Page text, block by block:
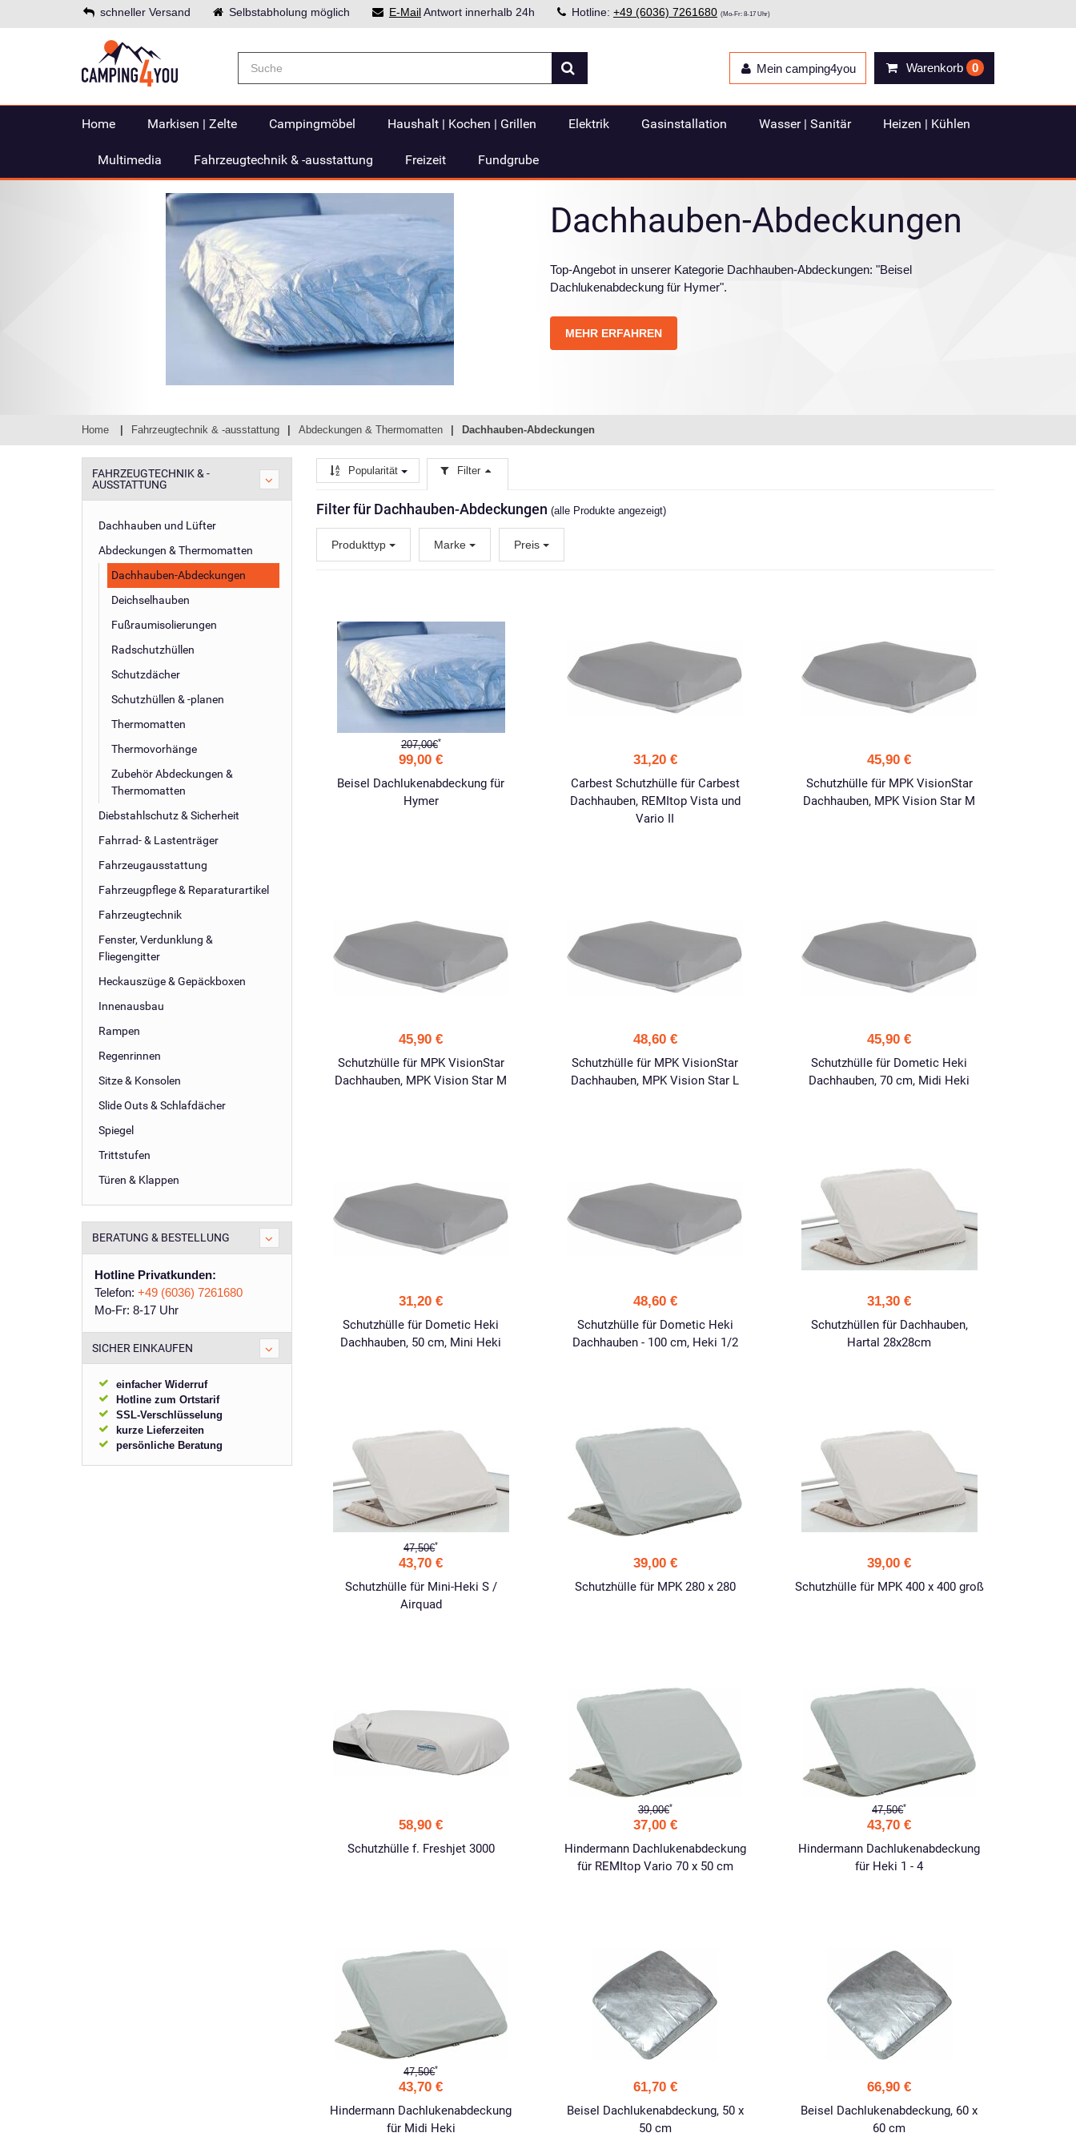
schneller Versand Selbstabholung möglich E-MailAntwort innerhalb 24h Hotline: +49 (6036) 7261680 (Mo-Fr: 8-17 Uhr)
Warenkorb 0
Mein camping4you
Home Markisen | Zelte Campingmöbel Haushalt | Kochen | Grillen Elektrik Gasinstallation Wasser | Sanitär Heizen | Kühlen
Multimedia Fahrzeugtechnik & -ausstattung Freizeit Fundgrube
Dachhauben-Abdeckungen
Top-Angebot in unserer Kategorie Dachhauben-Abdeckungen: "Beisel
Dachlukenabdeckung für Hymer".
MEHR ERFAHREN
Home Fahrzeugtechnik & -ausstattung Abdeckungen & Thermomatten Dachhauben-Abdeckungen
FAHRZEUGTECHNIK & -
AUSSTATTUNG
Dachhauben und Lüfter
Abdeckungen & Thermomatten
Dachhauben-Abdeckungen
Deichselhauben
Fußraumisolierungen
Radschutzhüllen
Schutzdächer
Schutzhüllen & -planen
Thermomatten
Thermovorhänge
Zubehör Abdeckungen &
Thermomatten
Diebstahlschutz & Sicherheit
Fahrrad- & Lastenträger
Fahrzeugausstattung
Fahrzeugpflege & Reparaturartikel
Fahrzeugtechnik
Fenster, Verdunklung &
Fliegengitter
Heckauszüge & Gepäckboxen
Innenausbau
Rampen
Regenrinnen
Sitze & Konsolen
Slide Outs & Schlafdächer
Spiegel
Trittstufen
Türen & Klappen
BERATUNG & BESTELLUNG
Hotline Privatkunden:
Telefon: +49 (6036) 7261680
Mo-Fr: 8-17 Uhr
SICHER EINKAUFEN
einfacher Widerruf
Hotline zum Ortstarif
SSL-Verschlüsselung
kurze Lieferzeiten
persönliche Beratung
Popularität Filter
Filter für Dachhauben-Abdeckungen (alle Produkte angezeigt)
Produkttyp Marke Preis
207,00€*
99,00 €
Beisel Dachlukenabdeckung für
Hymer
31,20 €
Carbest Schutzhülle für Carbest
Dachhauben, REMItop Vista und
Vario II
45,90 €
Schutzhülle für MPK VisionStar
Dachhauben, MPK Vision Star M
45,90 €
Schutzhülle für MPK VisionStar
Dachhauben, MPK Vision Star M
48,60 €
Schutzhülle für MPK VisionStar
Dachhauben, MPK Vision Star L
45,90 €
Schutzhülle für Dometic Heki
Dachhauben, 70 cm, Midi Heki
31,20 €
Schutzhülle für Dometic Heki
Dachhauben, 50 cm, Mini Heki
48,60 €
Schutzhülle für Dometic Heki
Dachhauben - 100 cm, Heki 1/2
31,30 €
Schutzhüllen für Dachhauben,
Hartal 28x28cm
47,50€*
43,70 €
Schutzhülle für Mini-Heki S /
Airquad
39,00 €
Schutzhülle für MPK 280 x 280
39,00 €
Schutzhülle für MPK 400 x 400 groß
58,90 €
Schutzhülle f. Freshjet 3000
39,00€*
37,00 €
Hindermann Dachlukenabdeckung
für REMItop Vario 70 x 50 cm
47,50€*
43,70 €
Hindermann Dachlukenabdeckung
für Heki 1 - 4
47,50€*
43,70 €
Hindermann Dachlukenabdeckung
für Midi Heki
61,70 €
Beisel Dachlukenabdeckung, 50 x
50 cm
66,90 €
Beisel Dachlukenabdeckung, 60 x
60 cm